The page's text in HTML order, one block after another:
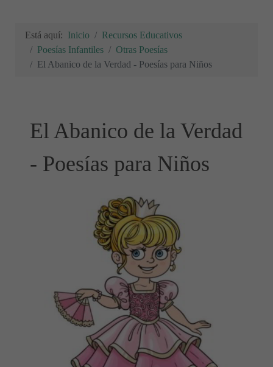
Está aquí: Inicio
Recursos Educativos
Poesías Infantiles
Otras Poesías
El Abanico de la Verdad - Poesías para Niños
El Abanico de la Verdad
- Poesías para Niños